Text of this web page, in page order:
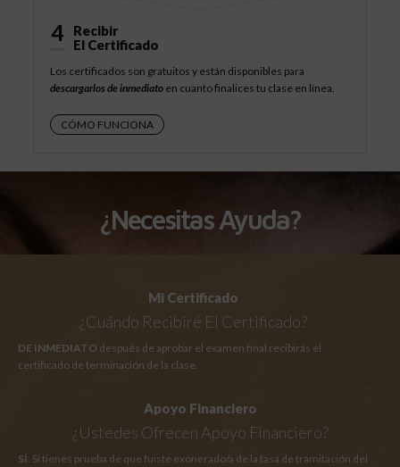
4
Recibir
El Certificado
Los certificados son gratuitos y están disponibles para
descargarlos de inmediato en cuanto finalices tu clase en línea.
CÓMO FUNCIONA
¿Necesitas Ayuda?
Mi Certificado
¿Cuándo Recibiré El Certificado?
DE INMEDIATO después de aprobar el examen final recibirás el
certificado de terminación de la clase.
Apoyo Financiero
¿Ustedes Ofrecen Apoyo Financiero?
SÍ. Si tienes prueba de que fuiste exonerado/a de la tasa de tramitación del